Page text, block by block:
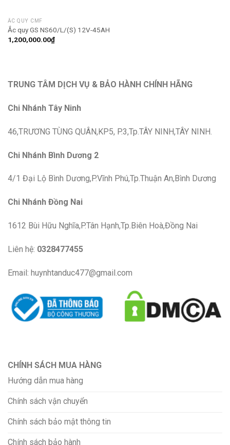
ẮC QUY CMF
Ắc quy GS NS60/L/(S) 12V-45AH
1,200,000.00₫
TRUNG TÂM DỊCH VỤ & BẢO HÀNH CHÍNH HÃNG
Chi Nhánh Tây Ninh
46,TRƯƠNG TÙNG QUÂN,KP5, P.3,Tp.TÂY NINH,TÂY NINH.
Chi Nhánh Bình Dương 2
4/1 Đại Lộ Bình Dương,P.Vĩnh Phú,Tp.Thuận An,Bình Dương
Chi Nhánh Đồng Nai
1612 Bùi Hữu Nghĩa,P.Tân Hạnh,Tp.Biên Hoà,Đồng Nai
Liên hệ: 0328477455
Email: huynhtanduc477@gmail.com
CHÍNH SÁCH MUA HÀNG
Hướng dẫn mua hàng
Chính sách vận chuyển
Chính sách bảo mật thông tin
Chính sách bảo hành